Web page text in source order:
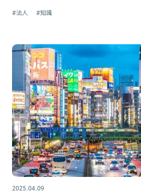
#法人 #知識
2025.04.09